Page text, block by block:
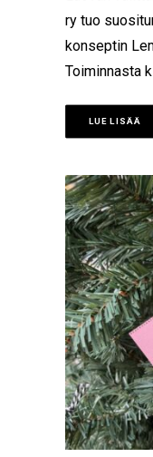
ry tuo
konseptin
Toiminnasta
LUE LISÄÄ